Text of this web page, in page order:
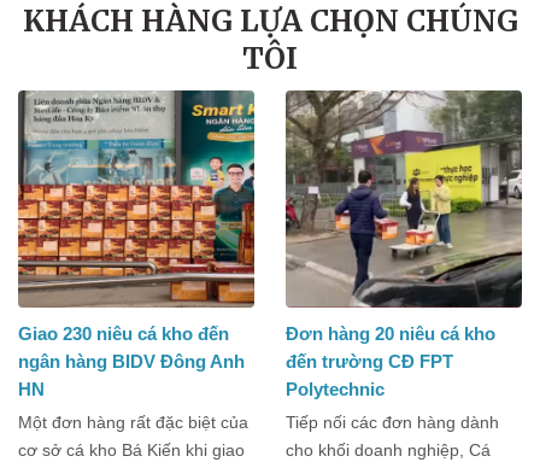
KHÁCH HÀNG LỰA CHỌN CHÚNG
TÔI
Giao 230 niêu cá kho đến
ngân hàng BIDV Đông Anh
HN
Một đơn hàng rất đặc biệt của
cơ sở cá kho Bá Kiến khi giao
Đơn hàng 20 niêu cá kho
đến trường CĐ FPT
Polytechnic
Tiếp nối các đơn hàng dành
cho khối doanh nghiệp, Cá